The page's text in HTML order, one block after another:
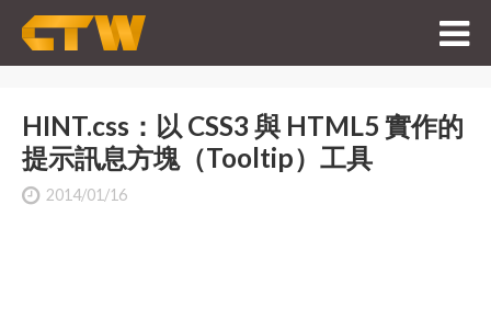
HINT.css：以 CSS3 與 HTML5 實作的
提示訊息方塊（Tooltip）工具
2014/01/16